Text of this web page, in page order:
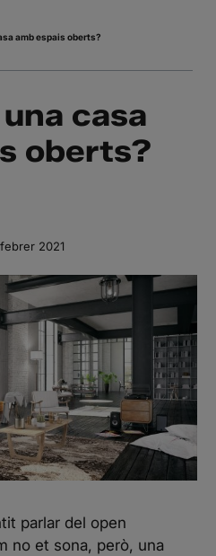
amb espais oberts?
casa
oberts?
2021
parlar del open
no et sona, però, una